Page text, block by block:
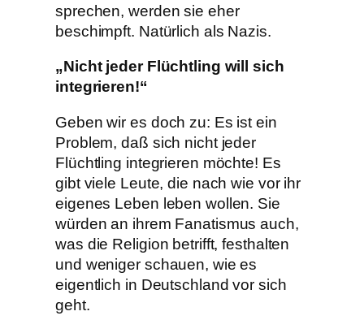
sprechen, werden sie eher
beschimpft. Natürlich als Nazis.
„Nicht jeder Flüchtling will sich
integrieren!“
Geben wir es doch zu: Es ist ein
Problem, daß sich nicht jeder
Flüchtling integrieren möchte! Es
gibt viele Leute, die nach wie vor ihr
eigenes Leben leben wollen. Sie
würden an ihrem Fanatismus auch,
was die Religion betrifft, festhalten
und weniger schauen, wie es
eigentlich in Deutschland vor sich
geht.